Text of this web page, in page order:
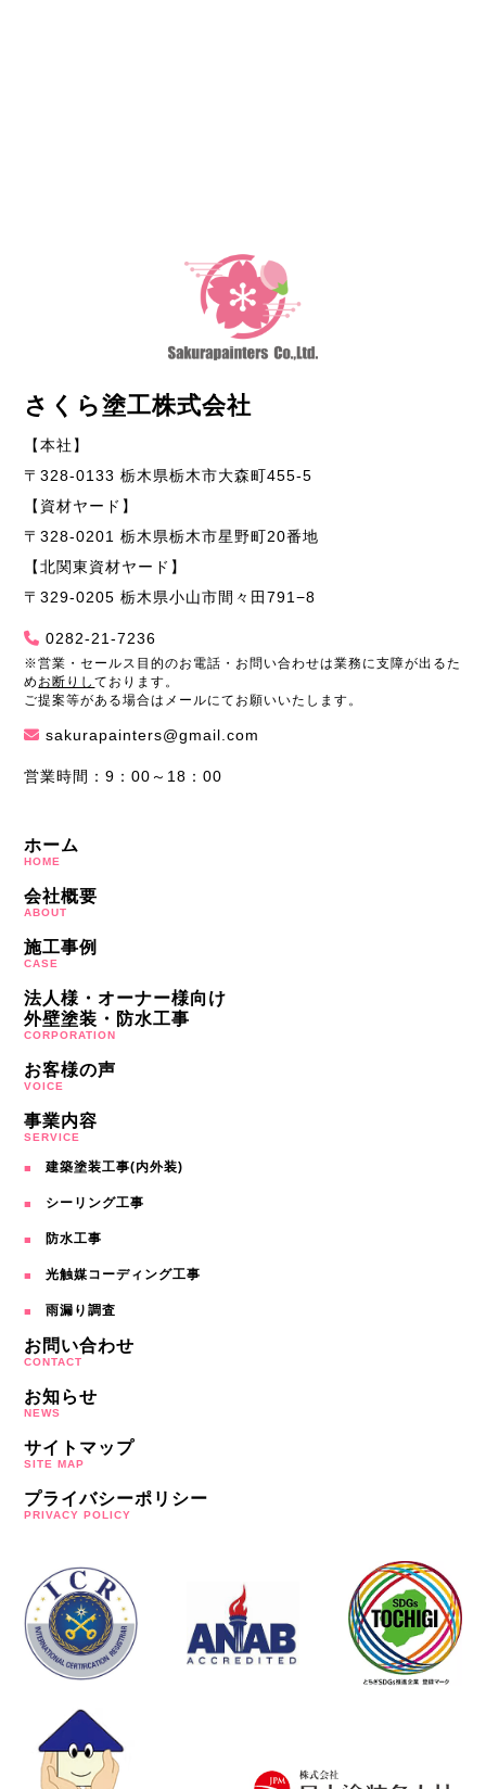
さくら塗工株式会社
【本社】
〒328-0133 栃木県栃木市大森町455-5
【資材ヤード】
〒328-0201 栃木県栃木市星野町20番地
【北関東資材ヤード】
〒329-0205 栃木県小山市間々田791−8
0282-21-7236
※営業・セールス目的のお電話・お問い合わせは業務に支障が出るた
め お断りしております。
ご提案等がある場合はメールにてお願いいたします。
sakurapainters@gmail.com
営業時間：9：00～18：00
ホーム
HOME
会社概要
ABOUT
施工事例
CASE
法人様・オーナー様向け
外壁塗装・防水工事
CORPORATION
お客様の声
VOICE
事業内容
SERVICE
建築塗装工事(内外装)
シーリング工事
防水工事
光触媒コーディング工事
雨漏り調査
お問い合わせ
CONTACT
お知らせ
NEWS
サイトマップ
SITE MAP
プライバシーポリシー
PRIVACY POLICY